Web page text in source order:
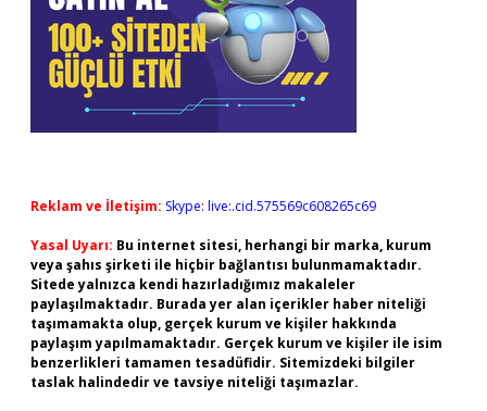
Reklam ve İletişim: Skype: live:.cid.575569c608265c69
Yasal Uyarı: Bu internet sitesi, herhangi bir marka, kurum
veya şahıs şirketi ile hiçbir bağlantısı bulunmamaktadır.
Sitede yalnızca kendi hazırladığımız makaleler
paylaşılmaktadır. Burada yer alan içerikler haber niteliği
taşımamakta olup, gerçek kurum ve kişiler hakkında
paylaşım yapılmamaktadır. Gerçek kurum ve kişiler ile isim
benzerlikleri tamamen tesadüfidir. Sitemizdeki bilgiler
taslak halindedir ve tavsiye niteliği taşımazlar.